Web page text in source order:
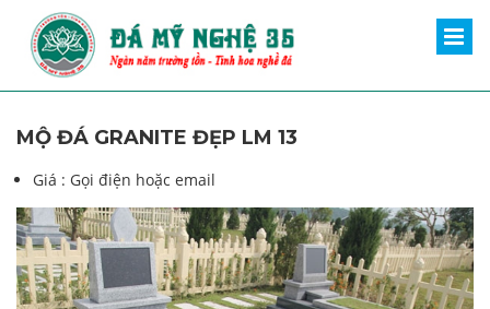
MỘ ĐÁ GRANITE ĐẸP LM 13
Giá : Gọi điện hoặc email